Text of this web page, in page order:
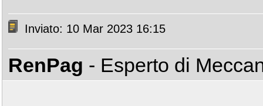
Inviato: 10 Mar 2023 16:15
RenPag - Esperto di